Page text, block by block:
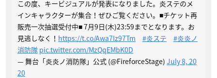
この度、キービジュアルが発表になりました。炎ステのメ
インキャラクターが集合！ぜひご覧ください。■チケット再
販売一次抽選受付中■ 7月9日(木)23:59までとなります。お
見逃しなく！ https://t.co/Awa7Iz97Tm #炎ステ
#炎炎ノ
消防隊 pic.twitter.com/MzQqEMbK0D
— 舞台「炎炎ノ消防隊」公式 (@FireforceStage) July 8, 20
20